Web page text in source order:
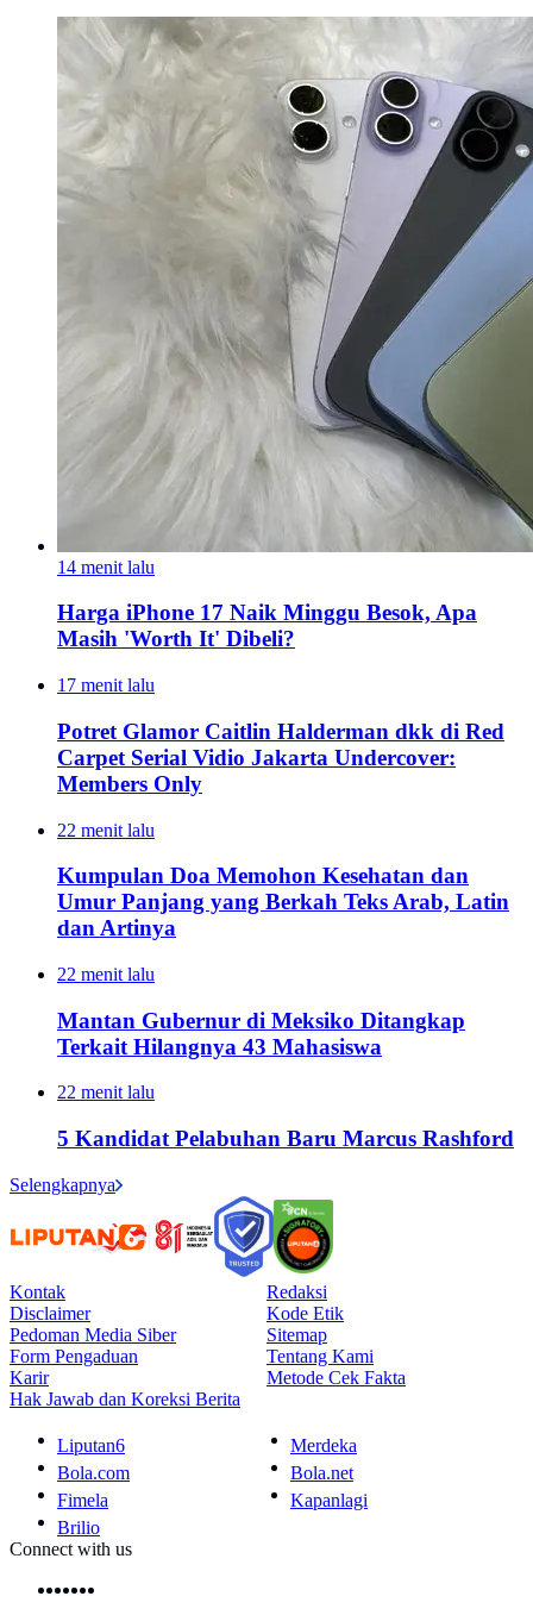
14 menit lalu
Harga iPhone 17 Naik Minggu Besok, Apa
Masih 'Worth It' Dibeli?
17 menit lalu
Potret Glamor Caitlin Halderman dkk di Red
Carpet Serial Vidio Jakarta Undercover:
Members Only
22 menit lalu
Kumpulan Doa Memohon Kesehatan dan
Umur Panjang yang Berkah Teks Arab, Latin
dan Artinya
22 menit lalu
Mantan Gubernur di Meksiko Ditangkap
Terkait Hilangnya 43 Mahasiswa
22 menit lalu
5 Kandidat Pelabuhan Baru Marcus Rashford
Selengkapnya
Kontak
Redaksi
Disclaimer
Kode Etik
Pedoman Media Siber
Sitemap
Form Pengaduan
Tentang Kami
Karir
Metode Cek Fakta
Hak Jawab dan Koreksi Berita
Liputan6
Merdeka
Bola.com
Bola.net
Fimela
Kapanlagi
Brilio
Connect with us